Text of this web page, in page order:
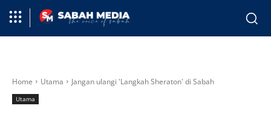
Home Utama Jangan ulangi 'Langkah Sheraton' di Sabah
Utama